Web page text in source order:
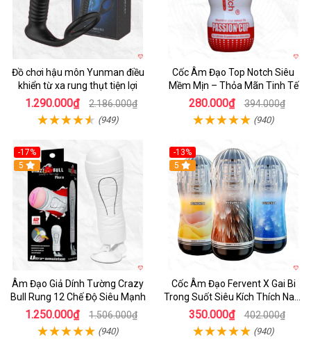
Đồ chơi hậu môn Yunman điều
khiển từ xa rung thụt tiện lợi
1.290.000₫ 2.186.000₫
(949)
Cốc Âm Đạo Top Notch Siêu
Mềm Mịn – Thỏa Mãn Tinh Tế
280.000₫ 394.000₫
(940)
-17%
5
Âm Đạo Giả Dính Tường Crazy
Bull Rung 12 Chế Độ Siêu Mạnh
1.250.000₫ 1.506.000₫
(940)
-13%
Hot
5
Cốc Âm Đạo Fervent X Gai Bi
Trong Suốt Siêu Kích Thích Nam
Giới
350.000₫ 402.000₫
(940)